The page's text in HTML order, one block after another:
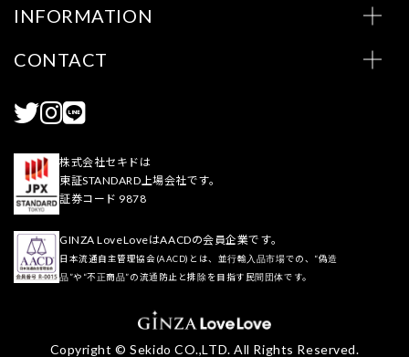
INFORMATION
CONTACT
株式会社セキドは
東証STANDARD上場会社です。
証券コード 9878
GINZA LoveLoveはAACDの会員企業です。
日本流通自主管理協会(AACD)とは、並行輸入品市場での、“偽造
品”や“不正商品”の流通防止と排除を目指す民間団体です。
Copyright © Sekido CO.,LTD. All Rights Reserved.